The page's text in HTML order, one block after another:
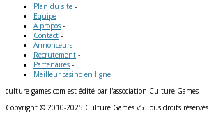
Plan du site -
Equipe -
A propos -
Contact -
Annonceurs -
Recrutement -
Partenaires -
Meilleur casino en ligne
culture-games.com est édité par l'association Culture Games
Copyright © 2010-2025 Culture Games v5 Tous droits réservés.